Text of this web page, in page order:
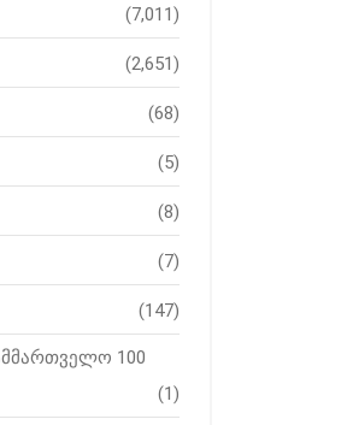
(7,011)
(2,651)
(68)
(5)
(8)
(7)
(147)
100
(1)